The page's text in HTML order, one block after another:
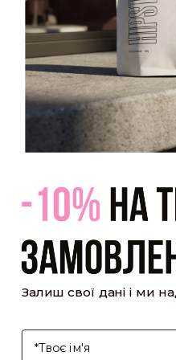
Закрити
Акаунт створено
Ви зареєструвалися на сайті
можете користуватися
знижки та відстежувати
[cf7form cf7key="wholesale-
Обсмажування
Залиш свої дані і ми
І'мя